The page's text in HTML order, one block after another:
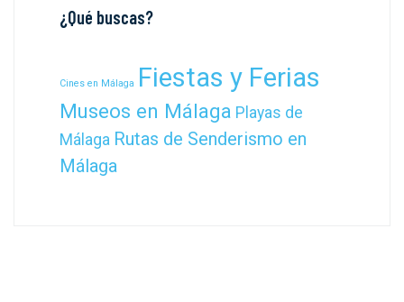
¿Qué buscas?
Cines en Málaga Fiestas y Ferias
Museos en Málaga Playas de
Málaga Rutas de Senderismo en
Málaga